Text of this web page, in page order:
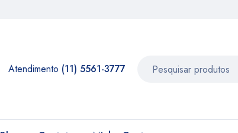
Atendimento (11) 5561-3777